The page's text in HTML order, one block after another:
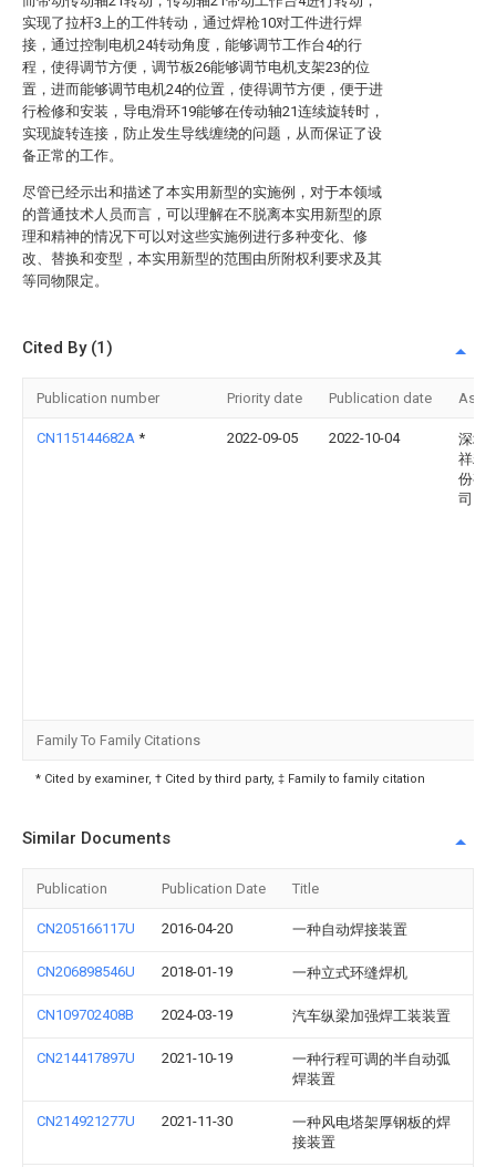
实现了拉杆3上的工件转动，通过焊枪10对工件进行焊
接，通过控制电机24转动角度，能够调节工作台4的行
程，使得调节方便，调节板26能够调节电机支架23的位
置，进而能够调节电机24的位置，使得调节方便，便于进
行检修和安装，导电滑环19能够在传动轴21连续旋转时，
实现旋转连接，防止发生导线缠绕的问题，从而保证了设
备正常的工作。
尽管已经示出和描述了本实用新型的实施例，对于本领域
的普通技术人员而言，可以理解在不脱离本实用新型的原
理和精神的情况下可以对这些实施例进行多种变化、修
改、替换和变型，本实用新型的范围由所附权利要求及其
等同物限定。
Cited By (1)
Publication number Priority date Publication date
CN115144682A * 2022-09-05 2022-10-04
深圳
祥精
份有
司
Family To Family Citations
* Cited by examiner, † Cited by third party, ‡ Family to family citation
Similar Documents
Publication Publication Date Title
CN205166117U 2016-04-20 一种自动焊接装置
CN206898546U 2018-01-19 一种立式环缝焊机
CN109702408B 2024-03-19 汽车纵梁加强焊工装装置
CN214417897U 2021-10-19
一种行程可调的半自动弧
焊装置
CN214921277U 2021-11-30
一种风电塔架厚钢板的焊
接装置